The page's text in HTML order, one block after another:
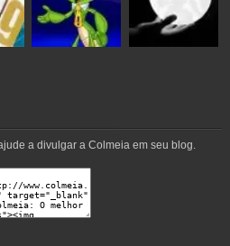
a divulgar a Colmeia em seu blog.